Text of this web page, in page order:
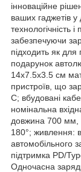
інноваційне
ваших гаджетів у
технологічність
забезпечуючи
підходить як для
подарунок
14х7.5х3.5 см
пристроїв, що
C; вбудовані
номінальна
довжина 700 мм,
180°; живлення:
автомобільного
підтримка PD/
Одночасна